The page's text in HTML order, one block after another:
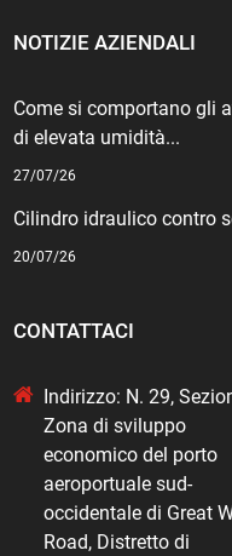
NOTIZIE AZIENDALI
Come si comportano gli
di elevata umidità...
27/07/26
Cilindro idraulico contro
20/07/26
CONTATTACI
Indirizzo: N. 29,
Zona di sviluppo
economico del porto
aeroportuale sud-
occidentale di Great
Road, Distretto di